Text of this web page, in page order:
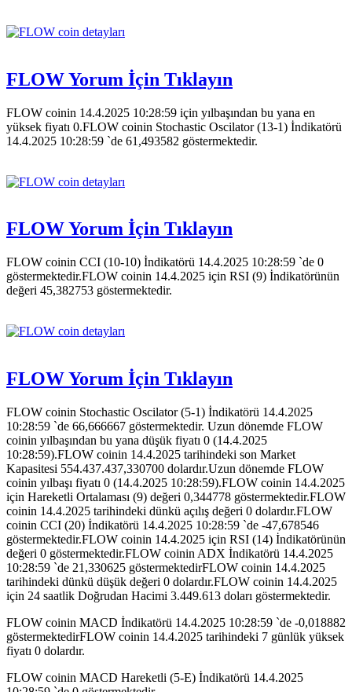
FLOW Yorum İçin Tıklayın
FLOW coinin 14.4.2025 10:28:59 için yılbaşından bu yana en
yüksek fiyatı 0.FLOW coinin Stochastic Oscilator (13-1) İndikatörü
14.4.2025 10:28:59 `de 61,493582 göstermektedir.
FLOW Yorum İçin Tıklayın
FLOW coinin CCI (10-10) İndikatörü 14.4.2025 10:28:59 `de 0
göstermektedir.FLOW coinin 14.4.2025 için RSI (9) İndikatörünün
değeri 45,382753 göstermektedir.
FLOW Yorum İçin Tıklayın
FLOW coinin Stochastic Oscilator (5-1) İndikatörü 14.4.2025
10:28:59 `de 66,666667 göstermektedir. Uzun dönemde FLOW
coinin yılbaşından bu yana düşük fiyatı 0 (14.4.2025
10:28:59).FLOW coinin 14.4.2025 tarihindeki son Market
Kapasitesi 554.437.437,330700 dolardır.Uzun dönemde FLOW
coinin yılbaşı fiyatı 0 (14.4.2025 10:28:59).FLOW coinin 14.4.2025
için Hareketli Ortalaması (9) değeri 0,344778 göstermektedir.FLOW
coinin 14.4.2025 tarihindeki dünkü açılış değeri 0 dolardır.FLOW
coinin CCI (20) İndikatörü 14.4.2025 10:28:59 `de -47,678546
göstermektedir.FLOW coinin 14.4.2025 için RSI (14) İndikatörünün
değeri 0 göstermektedir.FLOW coinin ADX İndikatörü 14.4.2025
10:28:59 `de 21,330625 göstermektedirFLOW coinin 14.4.2025
tarihindeki dünkü düşük değeri 0 dolardır.FLOW coinin 14.4.2025
için 24 saatlik Doğrudan Hacimi 3.449.613 doları göstermektedir.
FLOW coinin MACD İndikatörü 14.4.2025 10:28:59 `de -0,018882
göstermektedirFLOW coinin 14.4.2025 tarihindeki 7 günlük yüksek
fiyatı 0 dolardır.
FLOW coinin MACD Hareketli (5-E) İndikatörü 14.4.2025